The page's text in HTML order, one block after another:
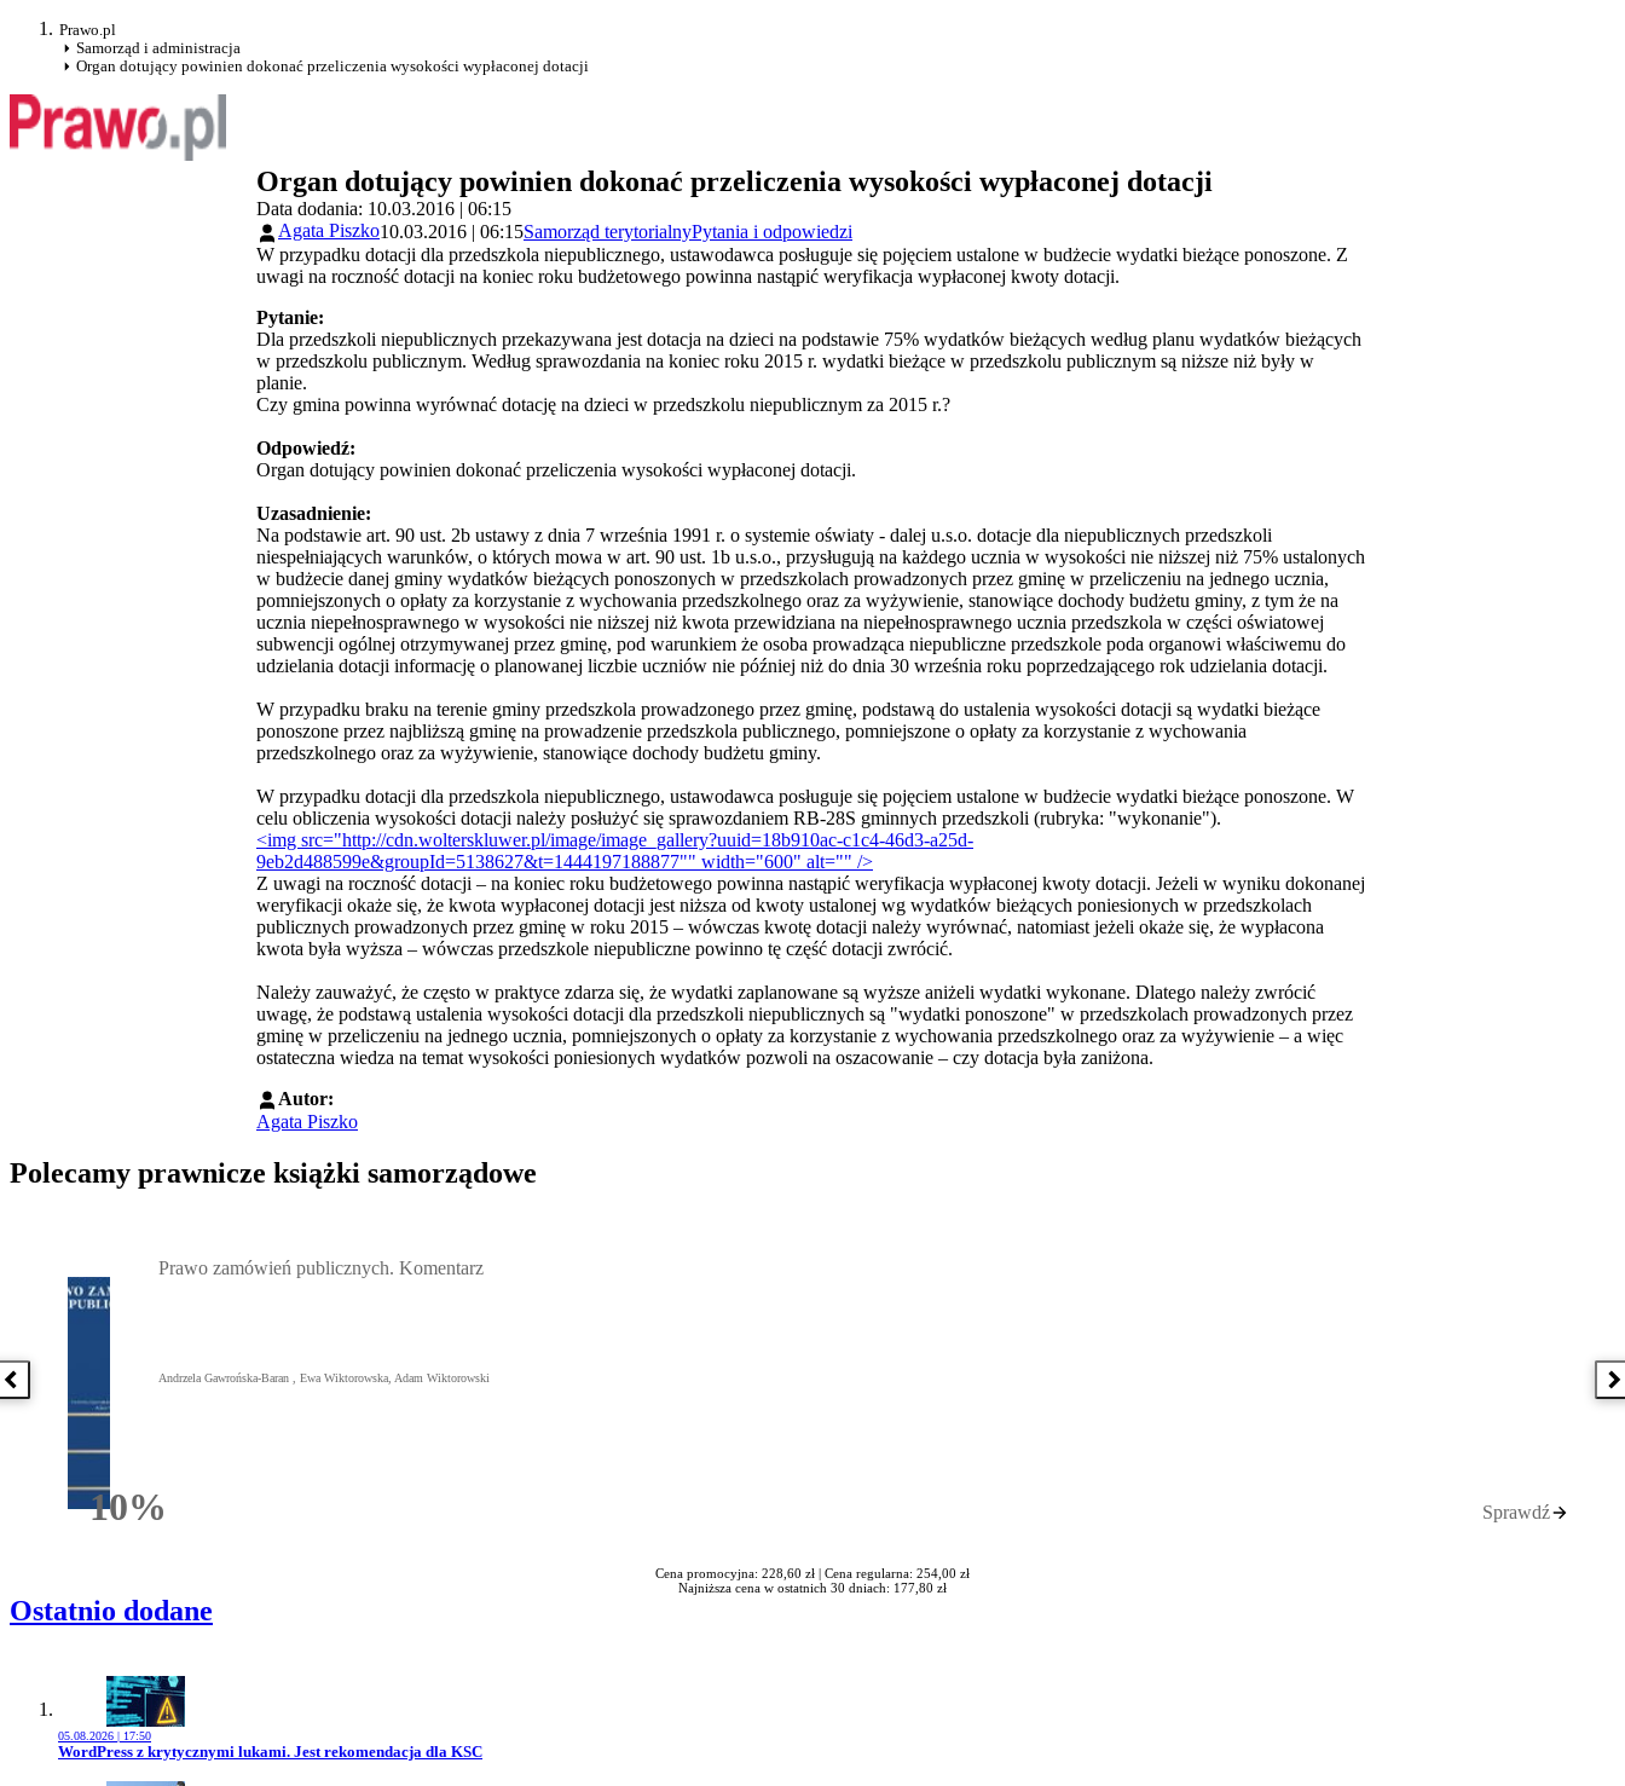
Prawo.pl
Samorząd i administracja
Organ dotujący powinien dokonać przeliczenia wysokości wypłaconej dotacji
Organ dotujący powinien dokonać przeliczenia wysokości wypłaconej dotacji
Data dodania: 10.03.2016 | 06:15
Agata Piszko10.03.2016 | 06:15Samorząd terytorialnyPytania i odpowiedzi
W przypadku dotacji dla przedszkola niepublicznego, ustawodawca posługuje się pojęciem ustalone w budżecie wydatki bieżące ponoszone. Z
uwagi na roczność dotacji na koniec roku budżetowego powinna nastąpić weryfikacja wypłaconej kwoty dotacji.
Pytanie:
Dla przedszkoli niepublicznych przekazywana jest dotacja na dzieci na podstawie 75% wydatków bieżących według planu wydatków bieżących
w przedszkolu publicznym. Według sprawozdania na koniec roku 2015 r. wydatki bieżące w przedszkolu publicznym są niższe niż były w
planie.
Czy gmina powinna wyrównać dotację na dzieci w przedszkolu niepublicznym za 2015 r.?
Odpowiedź:
Organ dotujący powinien dokonać przeliczenia wysokości wypłaconej dotacji.
Uzasadnienie:
Na podstawie art. 90 ust. 2b ustawy z dnia 7 września 1991 r. o systemie oświaty - dalej u.s.o. dotacje dla niepublicznych przedszkoli
niespełniających warunków, o których mowa w art. 90 ust. 1b u.s.o., przysługują na każdego ucznia w wysokości nie niższej niż 75% ustalonych
w budżecie danej gminy wydatków bieżących ponoszonych w przedszkolach prowadzonych przez gminę w przeliczeniu na jednego ucznia,
pomniejszonych o opłaty za korzystanie z wychowania przedszkolnego oraz za wyżywienie, stanowiące dochody budżetu gminy, z tym że na
ucznia niepełnosprawnego w wysokości nie niższej niż kwota przewidziana na niepełnosprawnego ucznia przedszkola w części oświatowej
subwencji ogólnej otrzymywanej przez gminę, pod warunkiem że osoba prowadząca niepubliczne przedszkole poda organowi właściwemu do
udzielania dotacji informację o planowanej liczbie uczniów nie później niż do dnia 30 września roku poprzedzającego rok udzielania dotacji.
W przypadku braku na terenie gminy przedszkola prowadzonego przez gminę, podstawą do ustalenia wysokości dotacji są wydatki bieżące
ponoszone przez najbliższą gminę na prowadzenie przedszkola publicznego, pomniejszone o opłaty za korzystanie z wychowania
przedszkolnego oraz za wyżywienie, stanowiące dochody budżetu gminy.
W przypadku dotacji dla przedszkola niepublicznego, ustawodawca posługuje się pojęciem ustalone w budżecie wydatki bieżące ponoszone. W
celu obliczenia wysokości dotacji należy posłużyć się sprawozdaniem RB-28S gminnych przedszkoli (rubryka: "wykonanie").
<img src="http://cdn.wolterskluwer.pl/image/image_gallery?uuid=18b910ac-c1c4-46d3-a25d-
9eb2d488599e&groupId=5138627&t=1444197188877"" width="600" alt="" />
Z uwagi na roczność dotacji – na koniec roku budżetowego powinna nastąpić weryfikacja wypłaconej kwoty dotacji. Jeżeli w wyniku dokonanej
weryfikacji okaże się, że kwota wypłaconej dotacji jest niższa od kwoty ustalonej wg wydatków bieżących poniesionych w przedszkolach
publicznych prowadzonych przez gminę w roku 2015 – wówczas kwotę dotacji należy wyrównać, natomiast jeżeli okaże się, że wypłacona
kwota była wyższa – wówczas przedszkole niepubliczne powinno tę część dotacji zwrócić.
Należy zauważyć, że często w praktyce zdarza się, że wydatki zaplanowane są wyższe aniżeli wydatki wykonane. Dlatego należy zwrócić
uwagę, że podstawą ustalenia wysokości dotacji dla przedszkoli niepublicznych są "wydatki ponoszone" w przedszkolach prowadzonych przez
gminę w przeliczeniu na jednego ucznia, pomniejszonych o opłaty za korzystanie z wychowania przedszkolnego oraz za wyżywienie – a więc
ostateczna wiedza na temat wysokości poniesionych wydatków pozwoli na oszacowanie – czy dotacja była zaniżona.
Autor:
Agata Piszko
Polecamy prawnicze książki samorządowe
Poprzednia książka
10%Rabatu
Prawo zamówień publicznych. Komentarz
Andrzela Gawrońska-Baran , Ewa Wiktorowska, Adam Wiktorowski
Sprawdź
Cena promocyjna: 228,60 zł | Cena regularna: 254,00 zł
Najniższa cena w ostatnich 30 dniach: 177,80 zł
Ostatnio dodane
05.08.2026 | 17:50
Przejdź do artykułu:
WordPress z krytycznymi lukami. Jest rekomendacja dla KSC